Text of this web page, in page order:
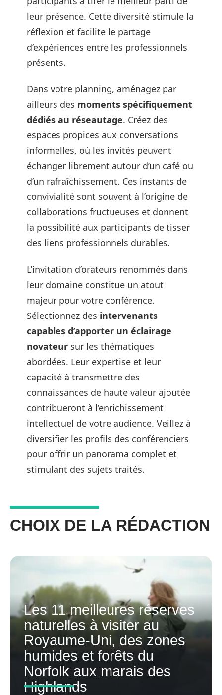
leur présence. Cette diversité stimule la
réflexion et facilite le partage
d’expériences entre les professionnels
présents.
Dans votre planning, aménagez par
ailleurs des moments spécifiquement
dédiés au réseautage. Créez des
espaces propices aux conversations
informelles, où les invités peuvent
échanger librement autour d’un café ou
d’un rafraîchissement. Ces instants de
convivialité sont souvent à l’origine de
collaborations fructueuses et donnent
la possibilité aux participants de tisser
des liens professionnels durables.
L’invitation d’orateurs renommés dans
leur domaine constitue un atout
majeur pour votre conférence.
Sélectionnez des intervenants
capables d’apporter un éclairage
novateur sur les thématiques
abordées. Leur expertise et leur
capacité à transmettre des
connaissances de haute valeur ajoutée
contribueront à l’enrichissement
intellectuel de votre audience. Veillez à
diversifier les profils des conférenciers
pour offrir un panorama complet et
stimulant des sujets traités.
CHOIX DE LA RÉDACTION
Les 11 meilleures réserves
naturelles à visiter au
Royaume-Uni, des zones
humides et forêts du
Norfolk aux marais des
Highlands